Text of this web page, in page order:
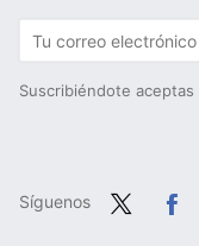
Suscribiéndote
Síguenos